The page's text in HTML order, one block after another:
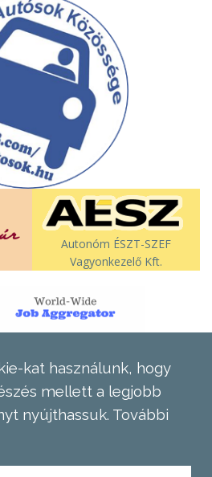
Autonóm ÉSZT-SZEF
Vagyonkezelő Kft.
kat használunk, hogy
mellett a legjobb
nyújthassuk. További